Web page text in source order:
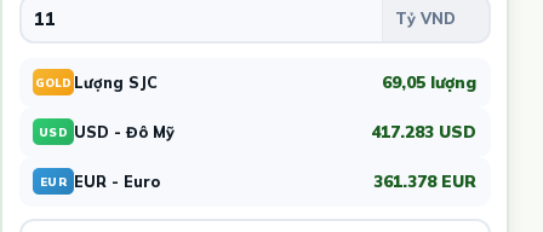
GOLD Lượng SJC 69,05 lượng
USD USD - Đô Mỹ 417.283 USD
EUR EUR - Euro 361.378 EUR